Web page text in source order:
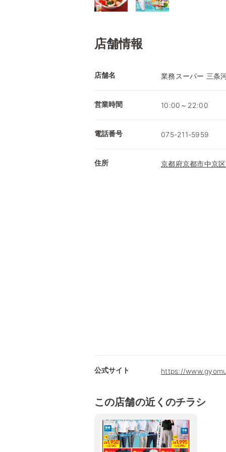
店舗情報
店舗名 業務スーパー 三条
営業時間 10:00～22:00
電話番号 075-211-5959
住所 京都府京都市中京
公式サイト https://
この店舗の近くのチラシ